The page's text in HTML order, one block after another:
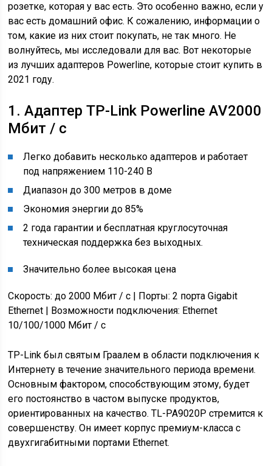
розетке, которая у вас есть. Это особенно важно, если у
вас есть домашний офис. К сожалению, информации о
том, какие из них стоит покупать, не так много. Не
волнуйтесь, мы исследовали для вас. Вот некоторые
из лучших адаптеров Powerline, которые стоит купить в
2021 году.
1. Адаптер TP-Link Powerline AV2000
Мбит / с
Легко добавить несколько адаптеров и работает
под напряжением 110-240 В
Диапазон до 300 метров в доме
Экономия энергии до 85%
2 года гарантии и бесплатная круглосуточная
техническая поддержка без выходных.
Значительно более высокая цена
Скорость: до 2000 Мбит / с | Порты: 2 порта Gigabit
Ethernet | Возможности подключения: Ethernet
10/100/1000 Мбит / с
TP-Link был святым Граалем в области подключения к
Интернету в течение значительного периода времени.
Основным фактором, способствующим этому, будет
его постоянство в частом выпуске продуктов,
ориентированных на качество. TL-PA9020P стремится к
совершенству. Он имеет корпус премиум-класса с
двухгигабитными портами Ethernet.